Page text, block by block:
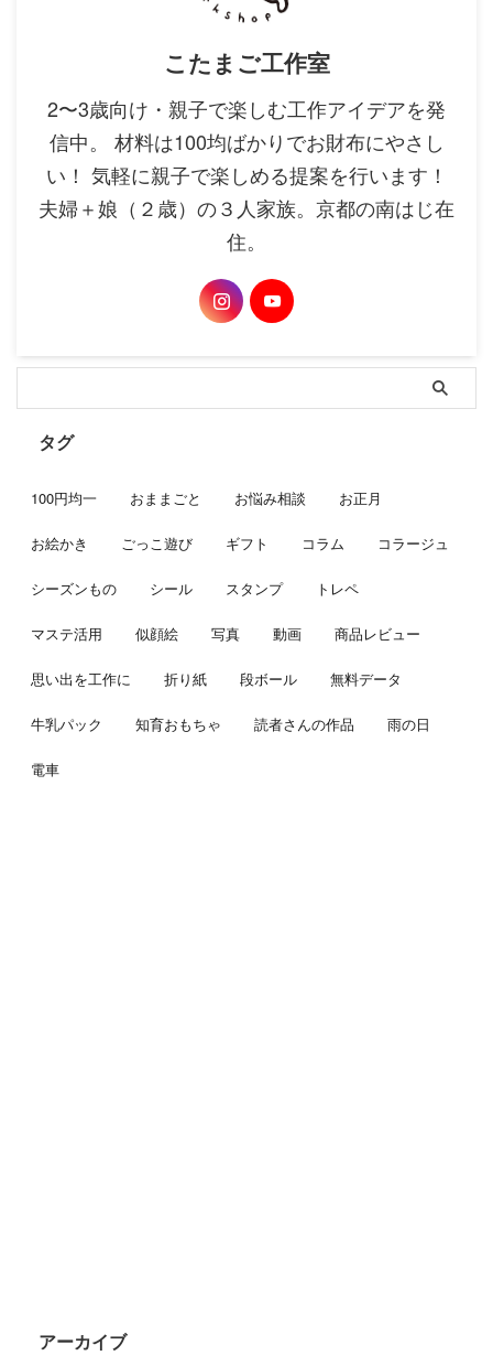
こたまご工作室
2〜3歳向け・親子で楽しむ工作アイデアを発
信中。 材料は100均ばかりでお財布にやさし
い！ 気軽に親子で楽しめる提案を行います！
夫婦＋娘（２歳）の３人家族。京都の南はじ在
住。
タグ
100円均一 おままごと お悩み相談 お正月
お絵かき ごっこ遊び ギフト コラム コラージュ
シーズンもの シール スタンプ トレペ
マステ活用 似顔絵 写真 動画 商品レビュー
思い出を工作に 折り紙 段ボール 無料データ
牛乳パック 知育おもちゃ 読者さんの作品 雨の日
電車
アーカイブ